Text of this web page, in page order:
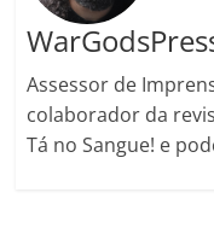
Assessor de
colaborador da
Tá no Sangue! e